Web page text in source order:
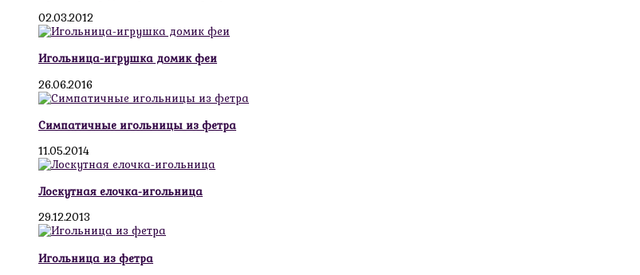
02.03.2012
Игольница-игрушка домик феи
26.06.2016
Симпатичные игольницы из фетра
11.05.2014
Лоскутная елочка-игольница
29.12.2013
Игольница из фетра